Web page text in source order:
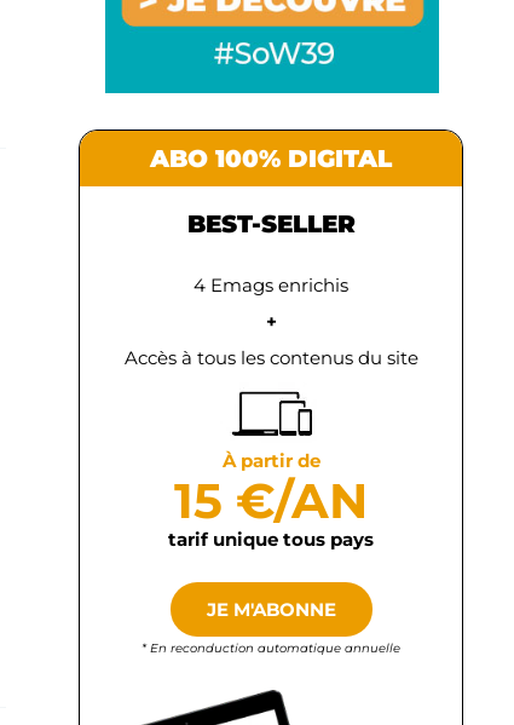
ABO 100% DIGITAL
BEST-SELLER
4 Emags enrichis
+
Accès à tous les contenus du site
À partir de
15 €/AN
tarif unique tous pays
JE M'ABONNE
* En reconduction automatique annuelle